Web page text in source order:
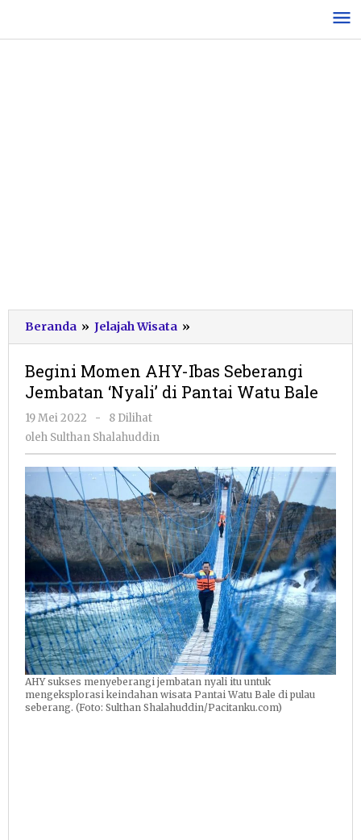
konten
Beranda » Jelajah Wisata »
Momen
Ibas
Seberangi
Watu
Bale
Begini Momen AHY-Ibas Seberangi
Jembatan ‘Nyali’ di Pantai Watu Bale
19 Mei 2022
oleh
Sulthan
-
8 Dilihat
oleh Sulthan Shalahuddin
AHY sukses menyeberangi jembatan nyali itu untuk
mengeksplorasi keindahan wisata Pantai Watu Bale di pulau
seberang. (Foto: Sulthan Shalahuddin/Pacitanku.com)